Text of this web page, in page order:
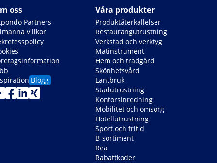
oss
Partners
villkor
Blogg
Våra produkter
Produktåterkallelser
Restaurangutrustning
Verkstad och verktyg
Mätinstrument
Hem och trädgård
Skönhetsvård
Lantbruk
Städutrustning
Kontorsinredning
Mobilitet och omsorg
Hotellutrustning
Sport och fritid
B-sortiment
Rea
Rabattkoder